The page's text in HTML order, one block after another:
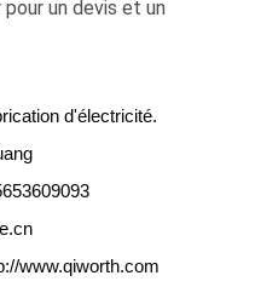
un devis et un
d'électricité.
www.qiworth.com